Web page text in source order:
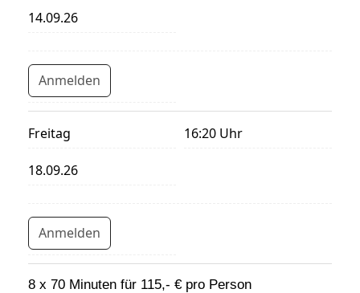
14.09.26
Anmelden
Freitag 16:20 Uhr
18.09.26
Anmelden
8 x 70 Minuten für 115,- € pro Person